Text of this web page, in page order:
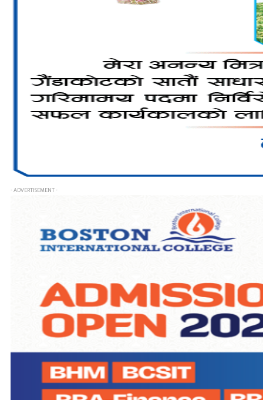
- ADVERTISEMENT -